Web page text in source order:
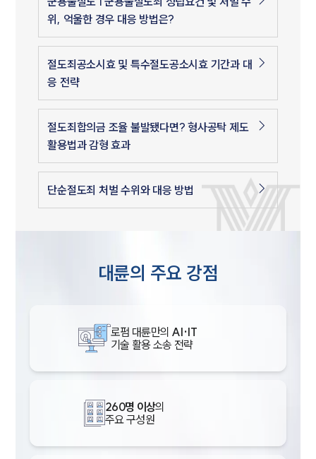
위, 억울한 경우 대응 방법은?
절도죄공소시효 및 특수절도공소시효 기간과 대
응 전략
절도죄합의금 조율 불발됐다면? 형사공탁 제도
활용법과 감형 효과
단순절도죄 처벌 수위와 대응 방법
대륜의 주요 강점
로펌 대륜만의 AI·IT
기술 활용 소송 전략
260명 이상의
주요 구성원